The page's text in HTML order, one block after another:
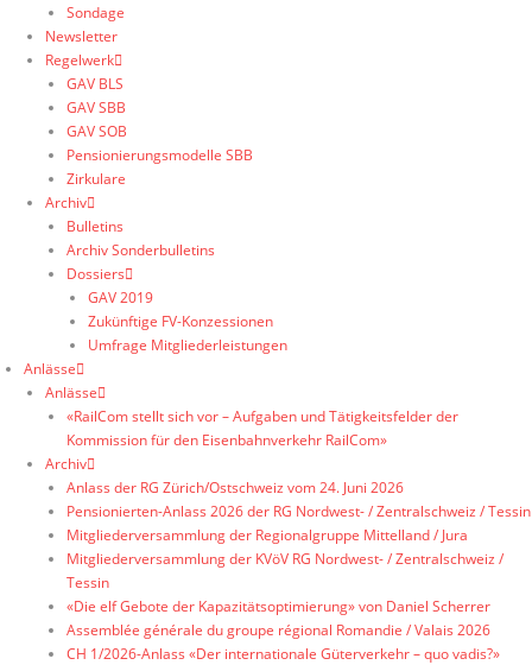
Sondage
Newsletter
Regelwerk
GAV BLS
GAV SBB
GAV SOB
Pensionierungsmodelle SBB
Zirkulare
Archiv
Bulletins
Archiv Sonderbulletins
Dossiers
GAV 2019
Zukünftige FV-Konzessionen
Umfrage Mitgliederleistungen
Anlässe
Anlässe
«RailCom stellt sich vor – Aufgaben und Tätigkeitsfelder der
Kommission für den Eisenbahnverkehr RailCom»
Archiv
Anlass der RG Zürich/Ostschweiz vom 24. Juni 2026
Pensionierten-Anlass 2026 der RG Nordwest- / Zentralschweiz / Tessin
Mitgliederversammlung der Regionalgruppe Mittelland / Jura
Mitgliederversammlung der KVöV RG Nordwest- / Zentralschweiz /
Tessin
«Die elf Gebote der Kapazitätsoptimierung» von Daniel Scherrer
Assemblée générale du groupe régional Romandie / Valais 2026
CH 1/2026-Anlass «Der internationale Güterverkehr – quo vadis?»